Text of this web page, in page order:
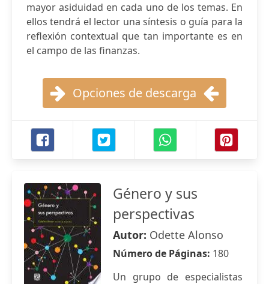
mayor asiduidad en cada uno de los temas. En
ellos tendrá el lector una síntesis o guía para la
reflexión contextual que tan importante es en
el campo de las finanzas.
Opciones de descarga
Género y sus
perspectivas
Autor: Odette Alonso
Número de Páginas: 180
Un grupo de especialistas